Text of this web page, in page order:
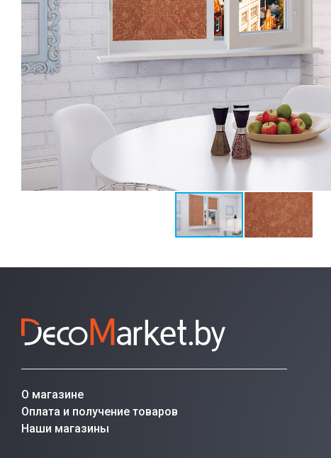
О магазине
Оплата и получение товаров
Наши магазины